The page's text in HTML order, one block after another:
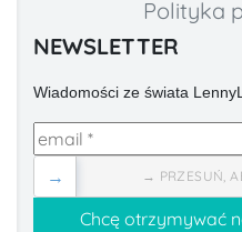
Polityka
NEWSLETTER
Wiadomości ze świata
→ PRZESUŃ,
→